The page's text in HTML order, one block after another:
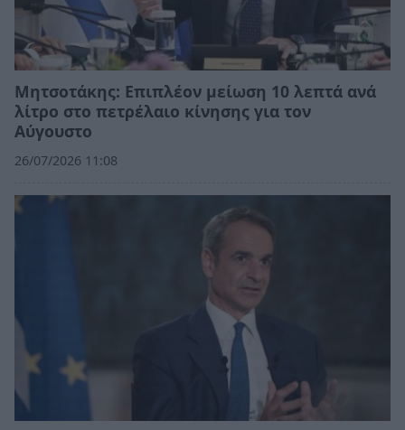
Μητσοτάκης: Επιπλέον μείωση 10 λεπτά ανά
λίτρο στο πετρέλαιο κίνησης για τον
Αύγουστο
26/07/2026 11:08